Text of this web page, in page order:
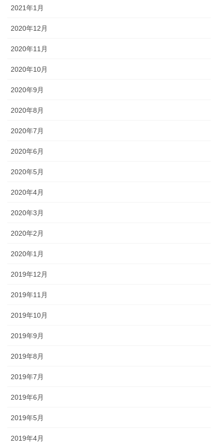
2021年1月
2020年12月
2020年11月
2020年10月
2020年9月
2020年8月
2020年7月
2020年6月
2020年5月
2020年4月
2020年3月
2020年2月
2020年1月
2019年12月
2019年11月
2019年10月
2019年9月
2019年8月
2019年7月
2019年6月
2019年5月
2019年4月